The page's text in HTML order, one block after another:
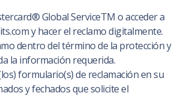
Global ServiceTM o acceder a
y hacer el reclamo digitalmente.
dentro del término de la protección y
la información requerida.
formulario(s) de reclamación en su
y fechados que solicite el